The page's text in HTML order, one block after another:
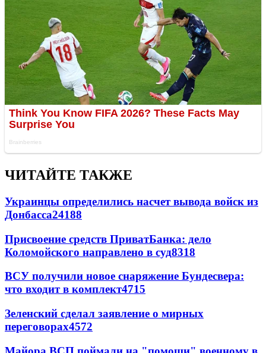
ЧИТАЙТЕ ТАКЖЕ
Украинцы определились насчет вывода войск из
Донбасса24188
Присвоение средств ПриватБанка: дело
Коломойского направлено в суд8318
ВСУ получили новое снаряжение Бундесвера:
что входит в комплект4715
Зеленский сделал заявление о мирных
переговорах4572